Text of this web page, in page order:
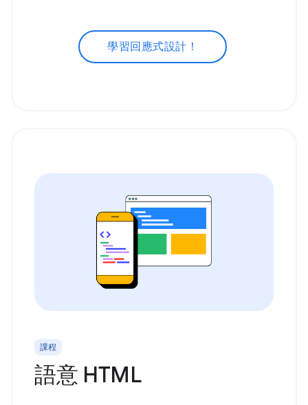
學習回應式設計！
課程
語意 HTML